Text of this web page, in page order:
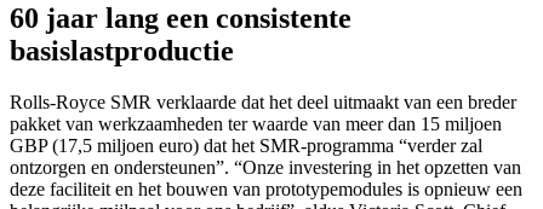
60 jaar lang een consistente
basislastproductie
Rolls-Royce SMR verklaarde dat het deel uitmaakt van een breder
pakket van werkzaamheden ter waarde van meer dan 15 miljoen
GBP (17,5 miljoen euro) dat het SMR-programma “verder zal
ontzorgen en ondersteunen”. “Onze investering in het opzetten van
deze faciliteit en het bouwen van prototypemodules is opnieuw een